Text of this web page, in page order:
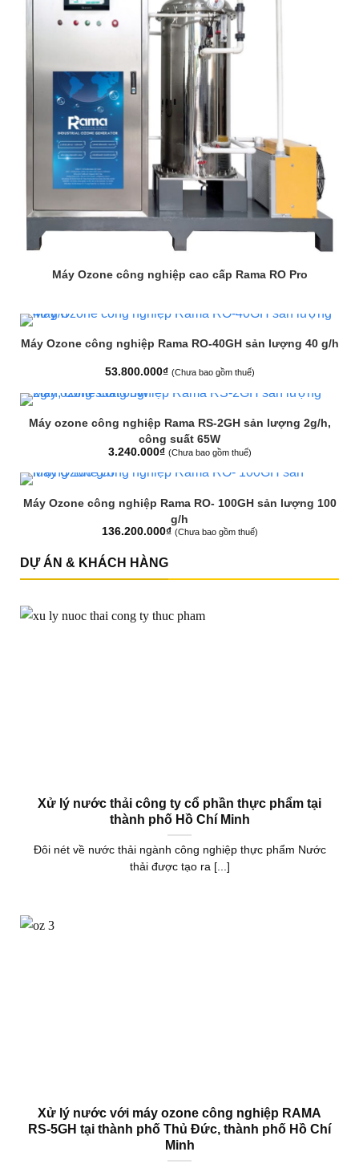
Máy Ozone công nghiệp cao cấp Rama RO Pro
Máy Ozone công nghiệp Rama RO-40GH sản lượng 40 g/h
53.800.000₫ (Chưa bao gồm thuế)
Máy ozone công nghiệp Rama RS-2GH sản lượng 2g/h,
công suất 65W
3.240.000₫ (Chưa bao gồm thuế)
Máy Ozone công nghiệp Rama RO- 100GH sản lượng 100
g/h
136.200.000₫ (Chưa bao gồm thuế)
DỰ ÁN & KHÁCH HÀNG
Xử lý nước thải công ty cổ phần thực phẩm tại
thành phố Hồ Chí Minh
Đôi nét về nước thải ngành công nghiệp thực phẩm Nước
thải được tạo ra [...]
Xử lý nước với máy ozone công nghiệp RAMA
RS-5GH tại thành phố Thủ Đức, thành phố Hồ Chí
Minh